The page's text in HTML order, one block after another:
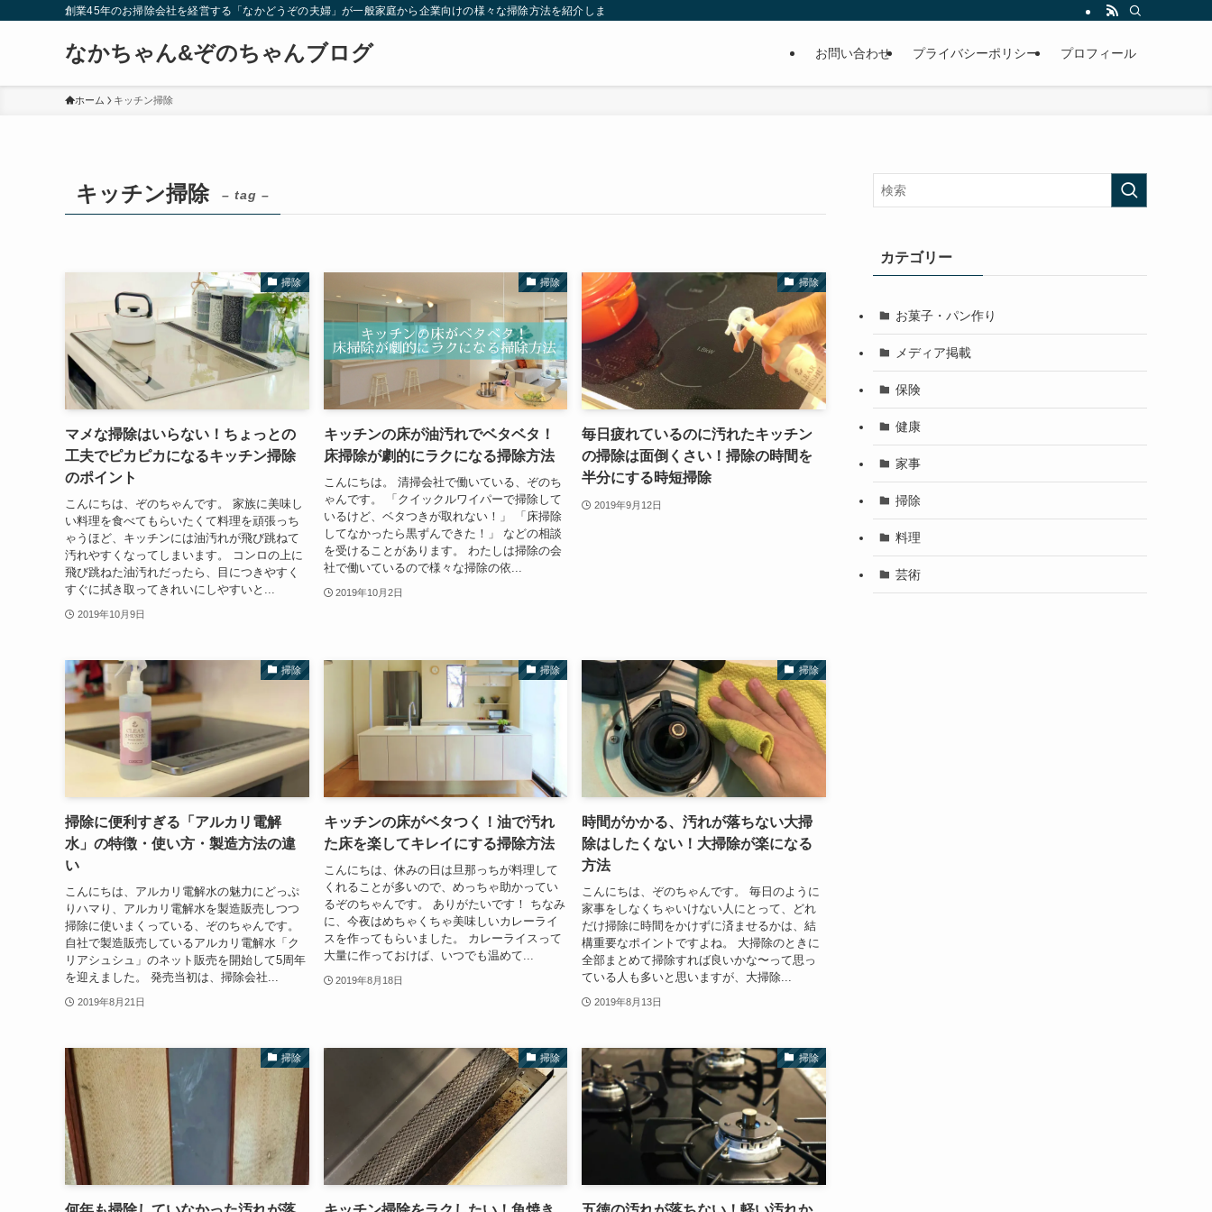
創業45年のお掃除会社を経営する「なかどうぞの夫婦」が一般家庭から企業向けの様々な掃除方法を紹介します。たった数分で終わる掃除方法、長年積み重なった汚れの落とし方、きれいを長く維持するコツなど必見です！
なかちゃん&ぞのちゃんブログ お問い合わせ プライバシーポリシー プロフィール
ホーム キッチン掃除
キッチン掃除 – tag –
掃除
マメな掃除はいらない！ちょっとの
工夫でピカピカになるキッチン掃除
のポイント
こんにちは、ぞのちゃんです。 家族に美味し
い料理を食べてもらいたくて料理を頑張っち
ゃうほど、キッチンには油汚れが飛び跳ねて
汚れやすくなってしまいます。 コンロの上に
飛び跳ねた油汚れだったら、目につきやすく
すぐに拭き取ってきれいにしやすいと...
2019年10月9日
掃除
キッチンの床が油汚れでベタベタ！
床掃除が劇的にラクになる掃除方法
こんにちは。 清掃会社で働いている、ぞのち
ゃんです。 「クイックルワイパーで掃除して
いるけど、ベタつきが取れない！」 「床掃除
してなかったら黒ずんできた！」 などの相談
を受けることがあります。 わたしは掃除の会
社で働いているので様々な掃除の依...
2019年10月2日
掃除
毎日疲れているのに汚れたキッチン
の掃除は面倒くさい！掃除の時間を
半分にする時短掃除
2019年9月12日
掃除
掃除に便利すぎる「アルカリ電解
水」の特徴・使い方・製造方法の違
い
こんにちは、アルカリ電解水の魅力にどっぷ
りハマり、アルカリ電解水を製造販売しつつ
掃除に使いまくっている、ぞのちゃんです。
自社で製造販売しているアルカリ電解水「ク
リアシュシュ」のネット販売を開始して5周年
を迎えました。 発売当初は、掃除会社...
2019年8月21日
掃除
キッチンの床がベタつく！油で汚れ
た床を楽してキレイにする掃除方法
こんにちは、休みの日は旦那っちが料理して
くれることが多いので、めっちゃ助かってい
るぞのちゃんです。 ありがたいです！ ちなみ
に、今夜はめちゃくちゃ美味しいカレーライ
スを作ってもらいました。 カレーライスって
大量に作っておけば、いつでも温めて...
2019年8月18日
掃除
時間がかかる、汚れが落ちない大掃
除はしたくない！大掃除が楽になる
方法
こんにちは、ぞのちゃんです。 毎日のように
家事をしなくちゃいけない人にとって、どれ
だけ掃除に時間をかけずに済ませるかは、結
構重要なポイントですよね。 大掃除のときに
全部まとめて掃除すれば良いかな〜って思っ
ている人も多いと思いますが、大掃除...
2019年8月13日
掃除 掃除 掃除
カテゴリー
お菓子・パン作り
メディア掲載
保険
健康
家事
掃除
料理
芸術